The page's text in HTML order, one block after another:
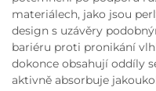
materiálech, jako jsou
design s uzávěry
bariéru proti pronikání
dokonce obsahují oddíly
aktivně absorbuje